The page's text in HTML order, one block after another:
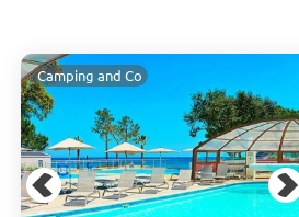
Camping and Co